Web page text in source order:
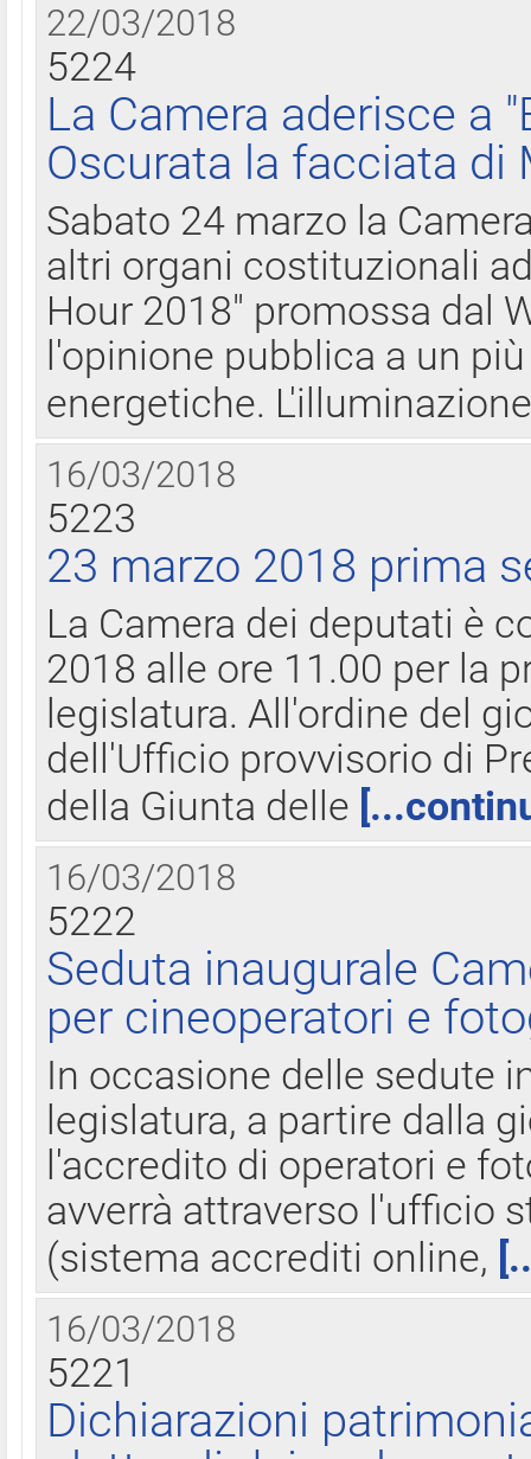
22/03/2018
5224
La Camera aderisce a
Oscurata la facciata di
Sabato 24 marzo la
altri organi costituzionali
Hour 2018" promossa dal
l'opinione pubblica a un
energetiche.
16/03/2018
5223
23 marzo 2018 prima
La Camera dei deputati è
2018 alle ore 11.00 per la
legislatura. All'ordine del
dell'Ufficio provvisorio di
della Giunta delle
16/03/2018
5222
Seduta inaugurale
per cineoperatori e
In occasione delle sedute
legislatura, a partire dalla
l'accredito di operatori e
avverrà attraverso l'ufficio
(sistema accrediti online,
16/03/2018
5221
Dichiarazioni